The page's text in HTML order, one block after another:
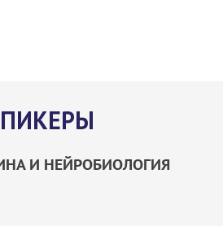
И НЕЙРОБИОЛОГИЯ